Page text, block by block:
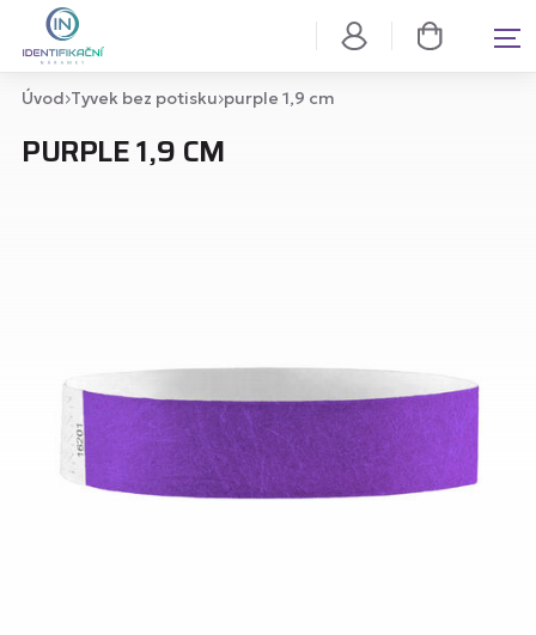
Úvod Tyvek bez potisku purple 1,9 cm
PURPLE 1,9 CM